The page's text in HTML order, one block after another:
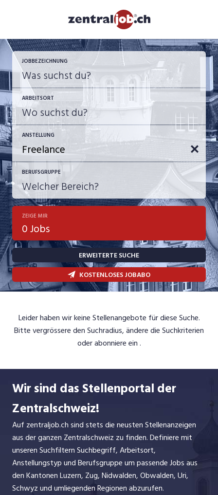
JOBBEZEICHNUNG
ARBEITSORT
ANSTELLUNG
JOB-TYP
10-100%
Festanstellung
Temporär (befristet)
Praktikum
Ferienjob
Führungsposition
Management / Kader
BERUFSGRUPPE
Bank, Versicherung
Bau, Handwerk, Elektro
Bildung, Kunst, Design, Soziale Berufe, Sport
Chemie, Pharma, Biotechnologie
Einkauf, Logistik, Transport, Verkehr
Engineering, Technik, Architektur
Gastronomie, Hotellerie, Tourismus,
Lebensmittel
Immobilien, Facility Management, Reinigung
Industrie, Maschinenbau, Anlagenbau,
Produktion
Informatik, Telekommunikation
ZEIGE MIR
0 Jobs
ERWEITERTE SUCHE
KOSTENLOSES JOBABO
Leider haben wir keine Stellenangebote für diese Suche.
Bitte vergrössere den Suchradius, ändere die Suchkriterien
oder abonniere ein.
Wir sind das Stellenportal der
Zentralschweiz!
Auf zentraljob.ch sind stets die neusten Stellenanzeigen
aus der ganzen Zentralschweiz zu finden. Definiere mit
unseren Suchfiltern Suchbegriff, Arbeitsort,
Anstellungstyp und Berufsgruppe um passende Jobs aus
den Kantonen Luzern, Zug, Nidwalden, Obwalden, Uri,
Schwyz und umliegenden Regionen abzurufen.